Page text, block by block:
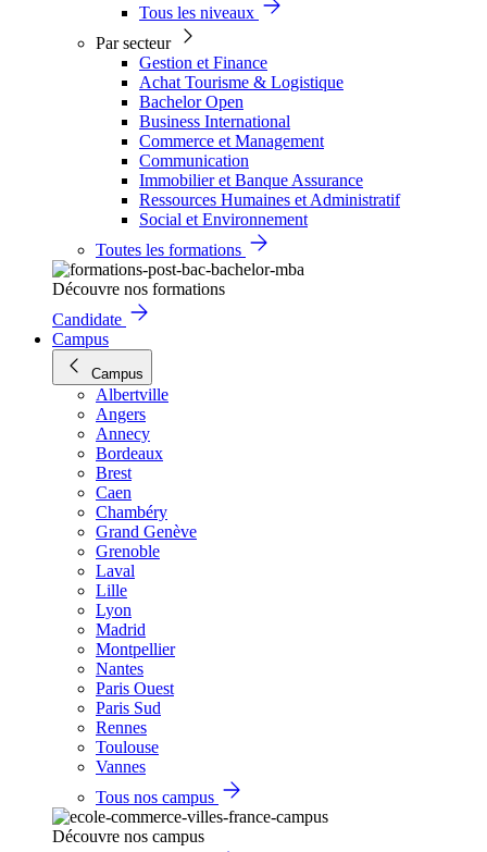
Tous les niveaux
Par secteur
Gestion et Finance
Achat Tourisme & Logistique
Bachelor Open
Business International
Commerce et Management
Communication
Immobilier et Banque Assurance
Ressources Humaines et Administratif
Social et Environnement
Toutes les formations
Découvre nos formations
Candidate
Campus
Campus
Albertville
Angers
Annecy
Bordeaux
Brest
Caen
Chambéry
Grand Genève
Grenoble
Laval
Lille
Lyon
Madrid
Montpellier
Nantes
Paris Ouest
Paris Sud
Rennes
Toulouse
Vannes
Tous nos campus
Découvre nos campus